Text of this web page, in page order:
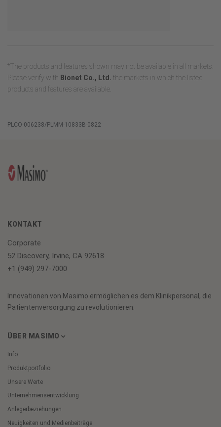
*The products and features shown may not be available in all markets.
Please verify with Bionet Co., Ltd. the markets in which the listed
products and features are available.
PLCO-006238/PLMM-10833B-0822
KONTAKT
Corporate
52 Discovery, Irvine, CA 92618
+1 (949) 297-7000
Innovationen von Masimo ermöglichen es dem Klinikpersonal, die
Patientenversorgung zu revolutionieren.
ÜBER MASIMO
Info
Produktportfolio
Unsere Werte
Unternehmensentwicklung
Anlegerbeziehungen
Neuigkeiten und Medienbeiträge